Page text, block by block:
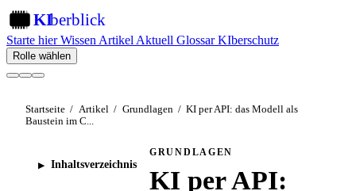
KIberblick
Starte hierWissen Artikel Aktuell GlossarKIberschutz
Rolle wählen
Startseite / Artikel / Grundlagen / KI per API: das Modell als
Baustein im C...
Inhaltsverzeichnis
GRUNDLAGEN
KI per API: